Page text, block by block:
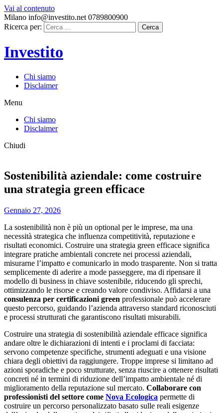
Vai al contenuto
Milano info@investito.net 0789800900
Ricerca per:
Cerca
Investito
Chi siamo
Disclaimer
Menu
Chi siamo
Disclaimer
Chiudi
Sostenibilità aziendale: come costruire
una strategia green efficace
Gennaio 27, 2026
La sostenibilità non è più un optional per le imprese, ma una
necessità strategica che influenza competitività, reputazione e
risultati economici. Costruire una strategia green efficace significa
integrare pratiche ambientali concrete nei processi aziendali,
misurarne l’impatto e comunicarlo in modo trasparente. Non si tratta
semplicemente di aderire a mode passeggere, ma di ripensare il
modello di business in chiave sostenibile, riducendo gli sprechi,
ottimizzando le risorse e creando valore condiviso. Affidarsi a una
consulenza per certificazioni green professionale può accelerare
questo percorso, guidando l’azienda attraverso standard riconosciuti
e processi strutturati che garantiscono risultati misurabili.
Costruire una strategia di sostenibilità aziendale efficace significa
andare oltre le dichiarazioni di intenti e i proclami di facciata:
servono competenze specifiche, strumenti adeguati e una visione
chiara degli obiettivi da raggiungere. Troppe imprese si limitano ad
azioni sporadiche e poco strutturate, senza riuscire a ottenere risultati
concreti né in termini di riduzione dell’impatto ambientale né di
miglioramento della reputazione sul mercato. Collaborare con
professionisti del settore come Nova Ecologica permette di
costruire un percorso personalizzato basato sulle reali esigenze